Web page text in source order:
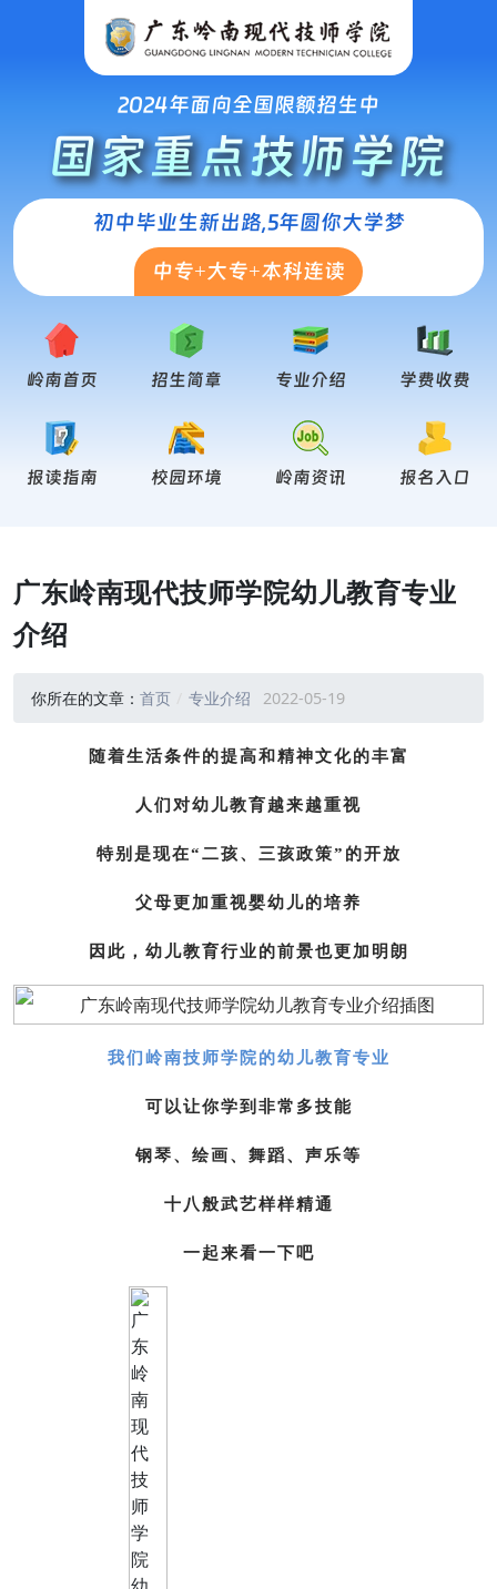
2024年面向全国限额招生中
国家重点技师学院
初中毕业生新出路,5年圆你大学梦
中专+大专+本科连读
岭南首页 招生简章 专业介绍 学费收费
报读指南 校园环境 岭南资讯 报名入口
广东岭南现代技师学院幼儿教育专业
介绍
你所在的文章： 首页 专业介绍 2022-05-19
随着生活条件的提高和精神文化的丰富
人们对幼儿教育越来越重视
特别是现在“二孩、三孩政策”的开放
父母更加重视婴幼儿的培养
因此，幼儿教育行业的前景也更加明朗
我们岭南技师学院的幼儿教育专业
可以让你学到非常多技能
钢琴、绘画、舞蹈、声乐等
十八般武艺样样精通
一起来看一下吧